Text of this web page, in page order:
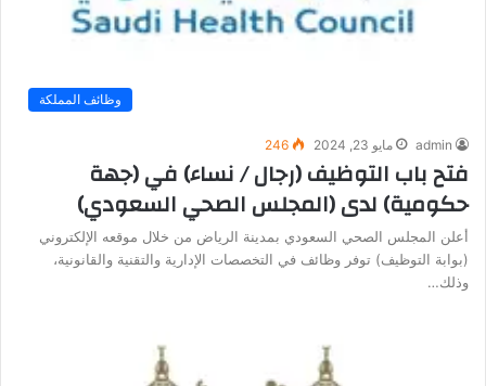
وظائف المملكة
admin مايو 23, 2024 246
فتح باب التوظيف (رجال / نساء) في (جهة
حكومية) لدى (المجلس الصحي السعودي)
أعلن المجلس الصحي السعودي بمدينة الرياض من خلال موقعه الإلكتروني
(بوابة التوظيف) توفر وظائف في التخصصات الإدارية والتقنية والقانونية،
وذلك…